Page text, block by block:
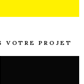
VOTRE PROJET